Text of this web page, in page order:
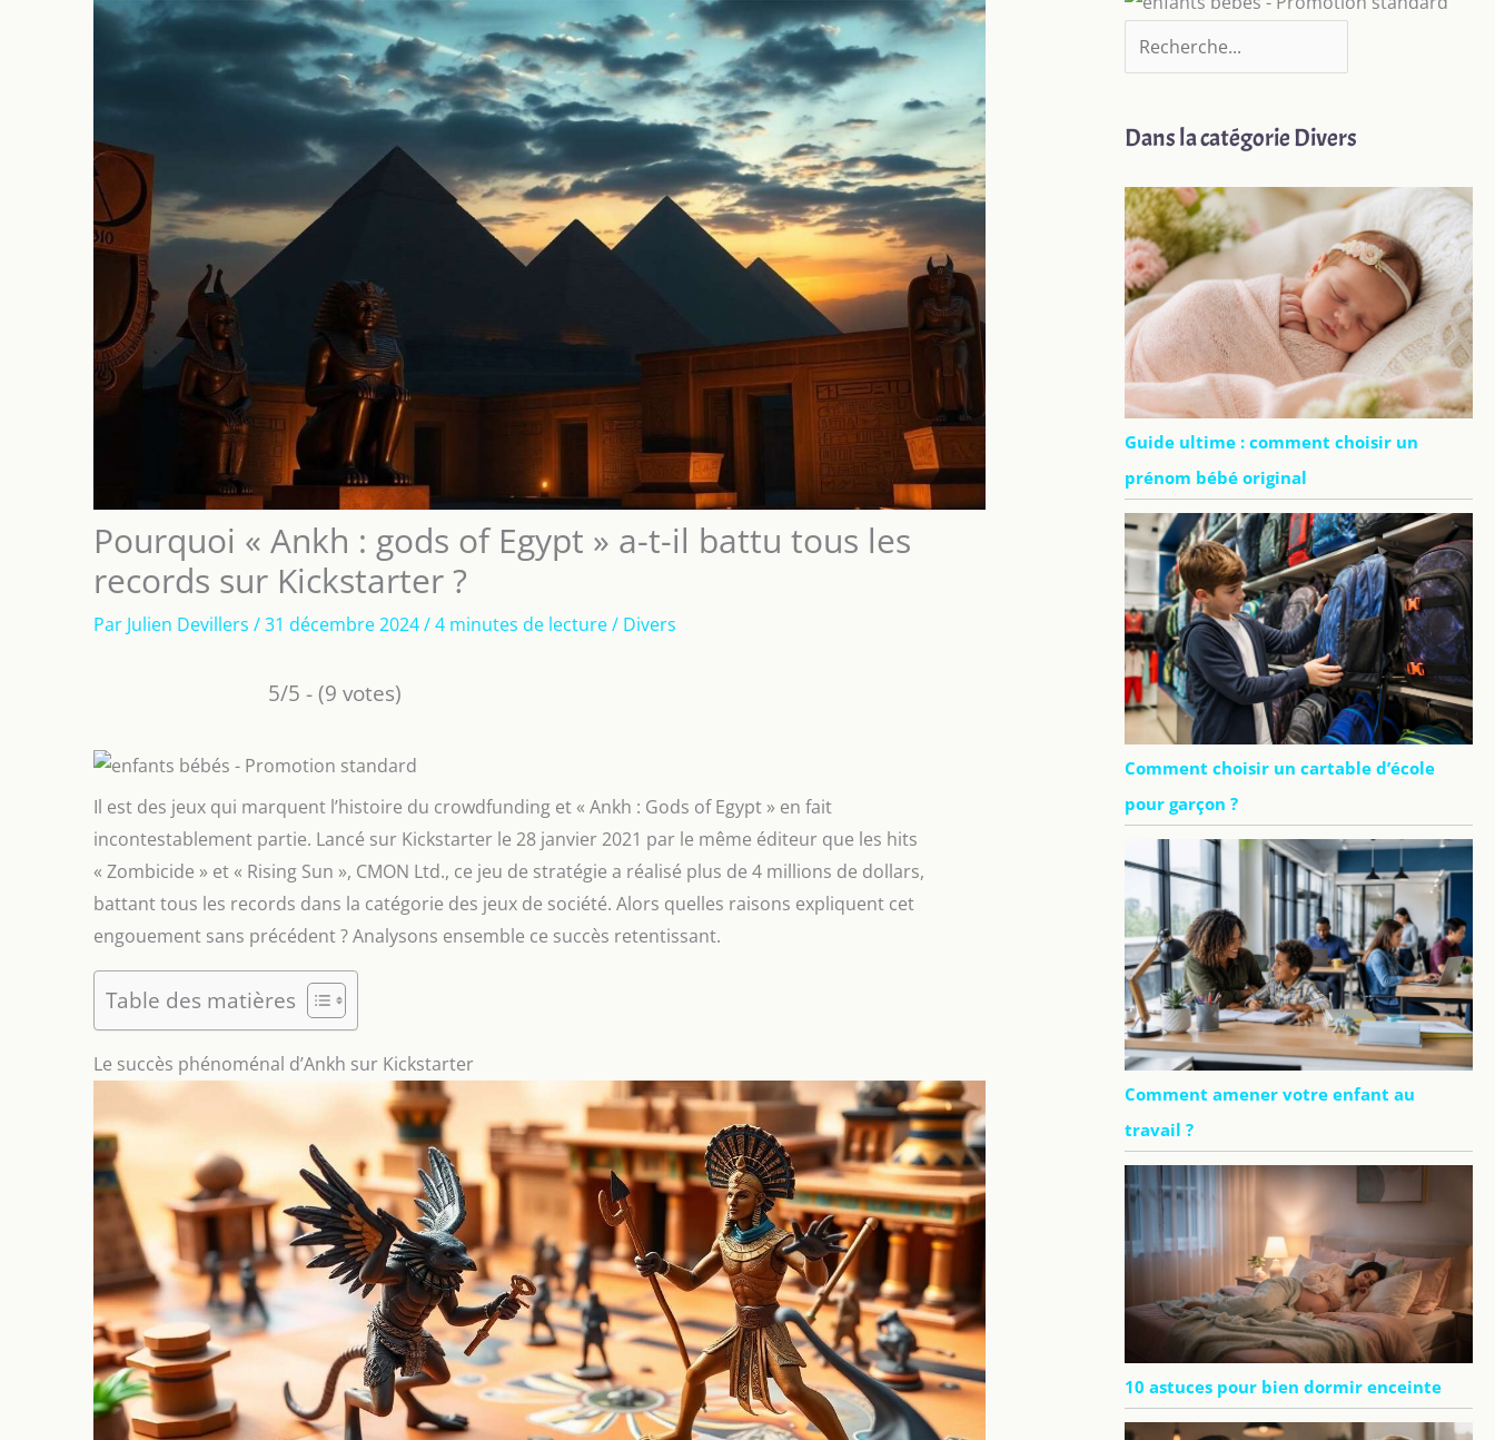
Pourquoi « Ankh : gods of Egypt » a-t-il battu tous les
records sur Kickstarter ?
Par Julien Devillers /31 décembre 2024/4 minutes de lecture/ Divers
5/5 - (9 votes)
Il est des jeux qui marquent l’histoire du crowdfunding et « Ankh : Gods of Egypt » en fait
incontestablement partie. Lancé sur Kickstarter le 28 janvier 2021 par le même éditeur que les hits
« Zombicide » et « Rising Sun », CMON Ltd., ce jeu de stratégie a réalisé plus de 4 millions de dollars,
battant tous les records dans la catégorie des jeux de société. Alors quelles raisons expliquent cet
engouement sans précédent ? Analysons ensemble ce succès retentissant.
Table des matières
Le succès phénoménal d’Ankh sur Kickstarter
Dans la catégorie Divers
Guide ultime : comment choisir un
prénom bébé original
Comment choisir un cartable d’école
pour garçon ?
Comment amener votre enfant au
travail ?
10 astuces pour bien dormir enceinte